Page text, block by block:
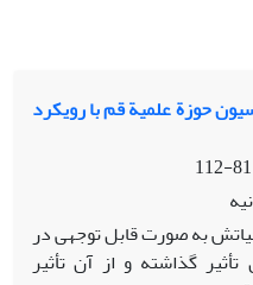
حوزة علمیة قم با رویکرد
81-112
به صورت قابل توجهی در
گذاشته و از آن تأثیر